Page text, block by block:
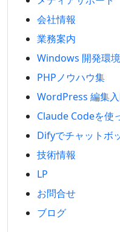
会社情報
業務案内
Windows 開発環
PHPノウハウ集
WordPress 編集
Claude Codeを使
Difyでチャットボ
技術情報
LP
お問合せ
ブログ